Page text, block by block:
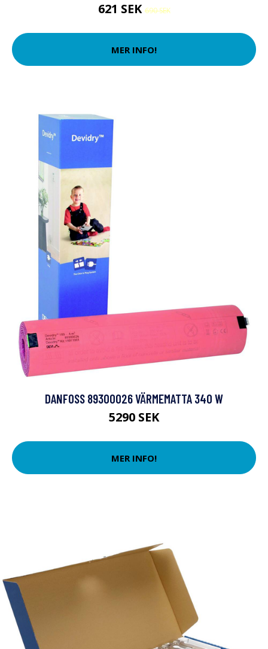
621 SEK690 SEK
MER INFO!
DANFOSS 89300026 VÄRMEMATTA 340 W
5290 SEK
MER INFO!